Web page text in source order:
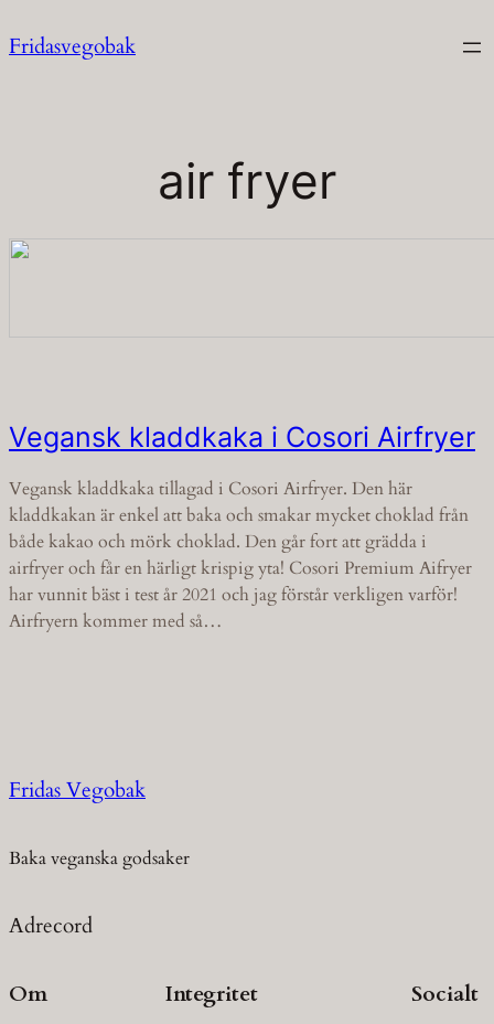
till
Fridasvegobak
air fryer
Vegansk kladdkaka i Cosori Airfryer
Vegansk kladdkaka tillagad i Cosori Airfryer. Den här
kladdkakan är enkel att baka och smakar mycket choklad från
både kakao och mörk choklad. Den går fort att grädda i
airfryer och får en härligt krispig yta! Cosori Premium Aifryer
har vunnit bäst i test år 2021 och jag förstår verkligen varför!
Airfryern kommer med så…
Fridas Vegobak
Baka veganska godsaker
Adrecord
Om Integritet Socialt